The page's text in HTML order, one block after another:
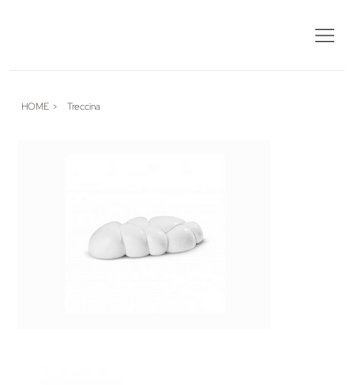
HOME > Treccina